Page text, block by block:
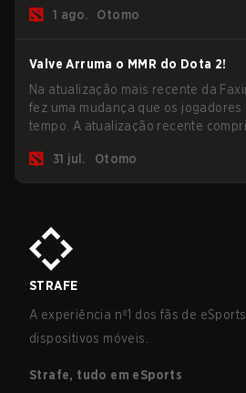
maiores problemas do jogo.
1 ago. Otomo
Valve Arruma o MMR do Dota 2!
Na atualização mais recente da
fez uma mudança que os
tempo. A atualização recente
31 jul.
Otomo
STRAFE
A experiência nº1 dos fãs de
dispositivos móveis.
Strafe, tudo em eSports